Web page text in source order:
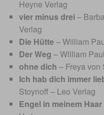
Heyne Verlag
vier minus drei–
Verlag
Die Hütte– William
Der Weg – William
ohne dich – Freya von
Ich hab dich immer
Stoynoff – Leo Verlag
Engel in meinem Haar